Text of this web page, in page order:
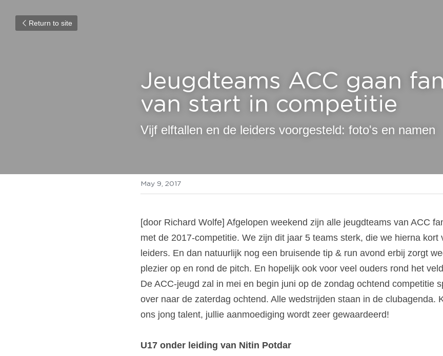
Return to site
Jeugdteams ACC gaan
van start in competitie
Vijf elftallen en de leiders voorgesteld: foto's en namen
May 9, 2017
[door Richard Wolfe] Afgelopen weekend zijn alle jeugdteams van ACC
met de 2017-competitie. We zijn dit jaar 5 teams sterk, die we hierna kort
leiders. En dan natuurlijk nog een bruisende tip & run avond erbij zorgt
plezier op en rond de pitch. En hopelijk ook voor veel ouders rond het
De ACC-jeugd zal in mei en begin juni op de zondag ochtend competitie
over naar de zaterdag ochtend. Alle wedstrijden staan in de clubagenda.
ons jong talent, jullie aanmoediging wordt zeer gewaardeerd!
U17 onder leiding van Nitin Potdar